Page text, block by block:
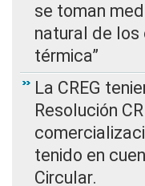
se toman
natural de los
térmica”
La CREG
Resolución
tenido en
Circular.